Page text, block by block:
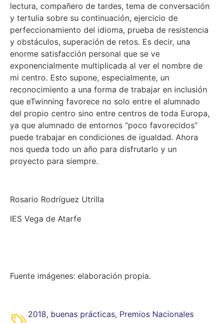
lectura, compañero de tardes, tema de conversación
y tertulia sobre su continuación, ejercicio de
perfeccionamiento del idioma, prueba de resistencia
y obstáculos, superación de retos. Es decir, una
enorme satisfacción personal que se ve
exponencialmente multiplicada al ver el nombre de
mi centro. Esto supone, especialmente, un
reconocimiento a una forma de trabajar en inclusión
que eTwinning favorece no solo entre el alumnado
del propio centro sino entre centros de toda Europa,
ya que alumnado de entornos “poco favorecidos”
puede trabajar en condiciones de igualdad. Ahora
nos queda todo un año para disfrutarlo y un
proyecto para siempre.
Rosario Rodríguez Utrilla
IES Vega de Atarfe
Fuente imágenes: elaboración propia.
2018, buenas prácticas, Premios Nacionales